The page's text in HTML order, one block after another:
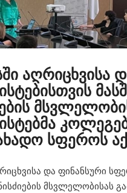
აღრიცხვისა
სფეროს
და ფინანსური
მსვლელობისას